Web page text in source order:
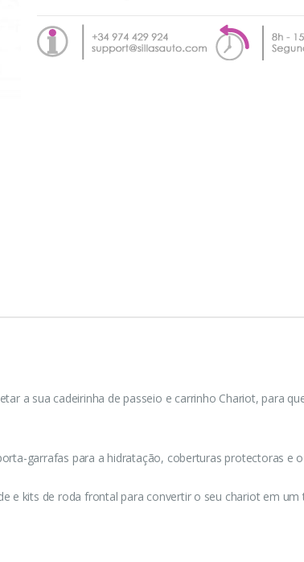
a sua cadeirinha de passeio e carrinho Chariot, para
garrafas para a hidratação, coberturas protectoras e
e kits de roda frontal para convertir o seu chariot em